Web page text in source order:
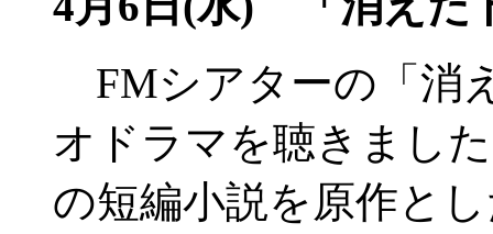
FMシアターの「消
オドラマを聴きまし
の短編小説を原作と